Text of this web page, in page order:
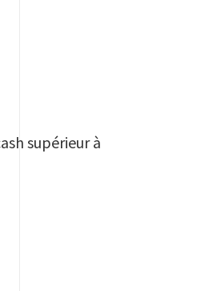
supérieur à